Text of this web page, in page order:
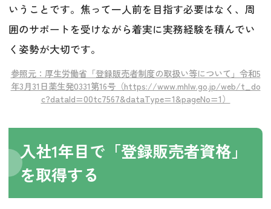
いうことです。焦って一人前を目指す必要はなく、周
囲のサポートを受けながら着実に実務経験を積んでい
く姿勢が大切です。
参照元：厚生労働省「登録販売者制度の取扱い等について」令和5
年3月31日薬生発0331第16号（https://www.mhlw.go.jp/web/t_do
c?dataId=00tc7567&dataType=1&pageNo=1）
入社1年目で「登録販売者資格」
を取得する